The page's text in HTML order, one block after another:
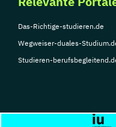
Das-Richtige-studieren.de
Wegweiser-duales-
Studieren-